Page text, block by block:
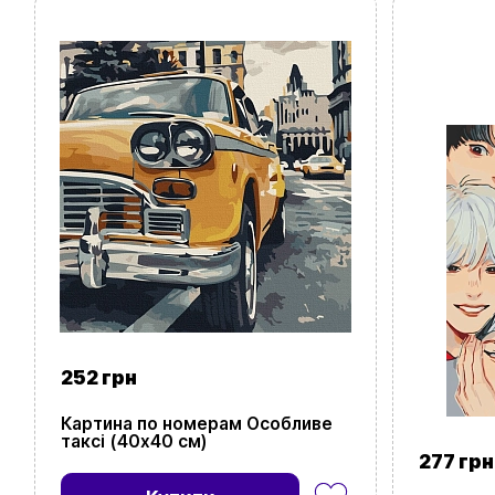
252 грн
Картина по номерам Особливе
таксі (40х40 см)
277 грн